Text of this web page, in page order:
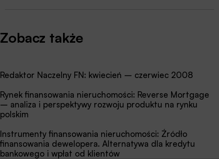
Zobacz także
Redaktor Naczelny FN: kwiecień – czerwiec 2008
Rynek finansowania nieruchomości: Reverse Mortgage
– analiza i perspektywy rozwoju produktu na rynku
polskim
Instrumenty finansowania nieruchomości: Źródło
finansowania dewelopera. Alternatywa dla kredytu
bankowego i wpłat od klientów